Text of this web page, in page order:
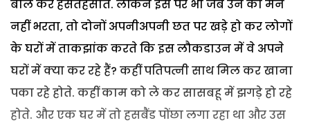
बोल कर हंसतेहंसाते. लेकिन इस पर भी जब उन का मन
नहीं भरता, तो दोनों अपनीअपनी छत पर खड़े हो कर लोगों
के घरों में ताकझांक करते कि इस लौकडाउन में वे अपने
घरों में क्या कर रहे हैं? कहीं पतिपत्नी साथ मिल कर खाना
पका रहे होते. कहीं काम को ले कर सासबहू में झगड़े हो रहे
होते. और एक घर में तो हसबैंड पोंछा लगा रहा था और उस